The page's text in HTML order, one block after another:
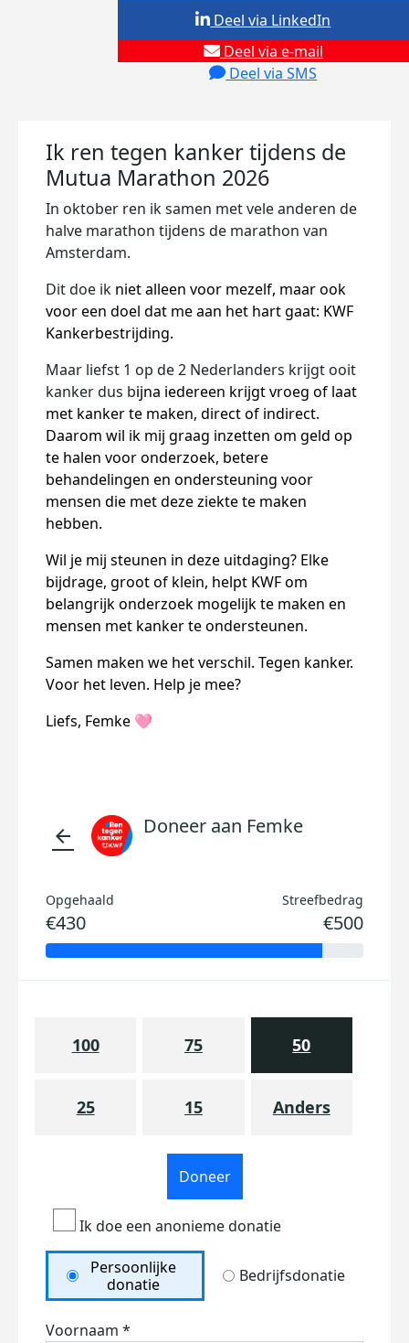
Deel via e-mail
Deel via SMS
Deel via LinkedIn
Ik ren tegen kanker tijdens de
Mutua Marathon 2026
In oktober ren ik samen met vele anderen de
halve marathon tijdens de marathon van
Amsterdam.
Dit doe ik niet alleen voor mezelf, maar ook
voor een doel dat me aan het hart gaat: KWF
Kankerbestrijding.
Maar liefst 1 op de 2 Nederlanders krijgt ooit
kanker dus bijna iedereen krijgt vroeg of laat
met kanker te maken, direct of indirect.
Daarom wil ik mij graag inzetten om geld op
te halen voor onderzoek, betere
behandelingen en ondersteuning voor
mensen die met deze ziekte te maken
hebben.
Wil je mij steunen in deze uitdaging? Elke
bijdrage, groot of klein, helpt KWF om
belangrijk onderzoek mogelijk te maken en
mensen met kanker te ondersteunen.
Samen maken we het verschil. Tegen kanker.
Voor het leven. Help je mee?
Liefs, Femke 🩷
arrow_back Doneer aan Femke
Opgehaald
€430
Streefbedrag
€500
100 75 50
25 15 Anders
Doneer
Ik doe een anonieme donatie
Persoonlijke
donatie
Bedrijfsdonatie
Voornaam *